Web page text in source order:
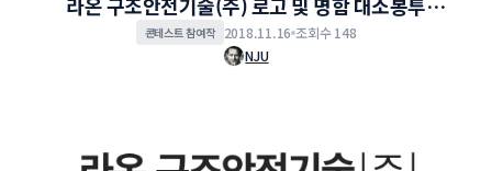
디자인 의뢰
콘테스트 참여작 2018.11.16 조회수 148
NJU